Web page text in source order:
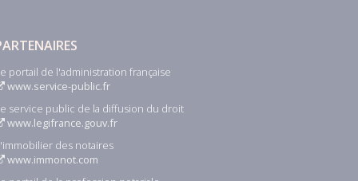
portail de l'administration française
www.service-public.fr
service public de la diffusion du droit
www.legifrance.gouv.fr
des notaires
www.immonot.com